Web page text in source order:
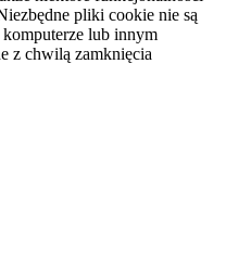
pliki cookie nie są
lub innym
z chwilą zamknięcia